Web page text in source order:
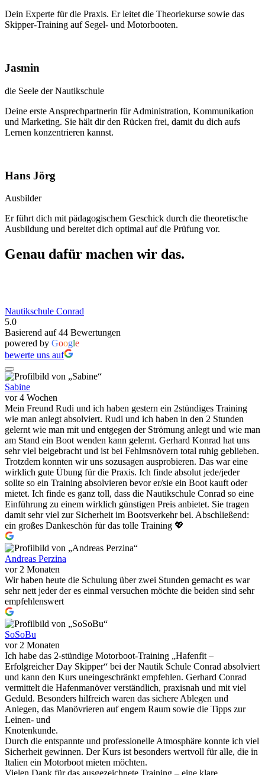
Dein Experte für die Praxis. Er leitet die Theoriekurse sowie das
Skipper-Training auf Segel- und Motorbooten.
Jasmin
die Seele der Nautikschule
Deine erste Ansprechpartnerin für Administration, Kommunikation
und Marketing. Sie hält dir den Rücken frei, damit du dich aufs
Lernen konzentrieren kannst.
Hans Jörg
Ausbilder
Er führt dich mit pädagogischem Geschick durch die theoretische
Ausbildung und bereitet dich optimal auf die Prüfung vor.
Genau dafür machen wir das.
Nautikschule Conrad
5.0
Basierend auf 44 Bewertungen
powered by Google
bewerte uns auf
Sabine
vor 4 Wochen
Mein Freund Rudi und ich haben gestern ein 2stündiges Training
wie man anlegt absolviert. Rudi und ich haben in den 2 Stunden
gelernt wie man mit und entgegen der Strömung anlegt und wie man
am Stand ein Boot wenden kann gelernt. Gerhard Konrad hat uns
sehr viel beigebracht und ist bei Fehlmsnövern total ruhig geblieben.
Trotzdem konnten wir uns sozusagen ausprobieren. Das war eine
wirklich gute Übung für die Praxis. Ich finde absolut jede/jeder
sollte so ein Training absolvieren bevor er/sie ein Boot kauft oder
mietet. Ich finde es ganz toll, dass die Nautikschule Conrad so eine
Einführung zu einem wirklich günstigen Preis anbietet. Sie tragen
damit sehr viel zur Sicherheit im Bootsverkehr bei. Abschließend:
ein großes Dankeschön für das tolle Training 💖
Andreas Perzina
vor 2 Monaten
Wir haben heute die Schulung über zwei Stunden gemacht es war
sehr nett jeder der es einmal versuchen möchte die beiden sind sehr
empfehlenswert
SoSoBu
vor 2 Monaten
Ich habe das 2-stündige Motorboot-Training „Hafenfit –
Erfolgreicher Day Skipper“ bei der Nautik Schule Conrad absolviert
und kann den Kurs uneingeschränkt empfehlen. Gerhard Conrad
vermittelt die Hafenmanöver verständlich, praxisnah und mit viel
Geduld. Besonders hilfreich waren das sichere Ablegen und
Anlegen, das Manövrieren auf engem Raum sowie die Tipps zur
Leinen- und
Knotenkunde.
Durch die entspannte und professionelle Atmosphäre konnte ich viel
Sicherheit gewinnen. Der Kurs ist besonders wertvoll für alle, die in
Italien ein Motorboot mieten möchten.